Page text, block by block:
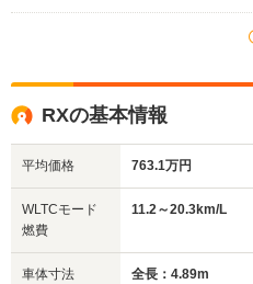
RXの基本情報
平均価格 763.1万円
WLTCモード
燃費
11.2～20.3km/L
車体寸法
全長：4.89m